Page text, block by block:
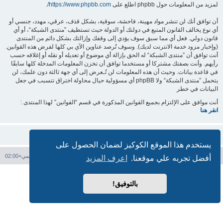
يستخدم هذا الموقع الكوكيز لضمان الحصول على
أفضل تجربه علي موقعنا.
اعرف المزيد
بالتوفيق!
لمزيد من المعلومات حول phpbb اطلع على
https://www.phpbb.com/
.
أن توافق أنك لن تنشر مواد مهينة، فاحشة، سوقية، بشكل قذف، عرقي، مهدد، جنسي أو
أي نوع يخالف القانون المتبع في دولتك أو الدولة حيث تستظيف ”منتدى الشبكة“، أو أي
قانون دولي. فعل أي مما سبق سوف يؤدي إلى وقفك وإزالتك بشكل دائم من المنتدى
(وإخبار مزود خدمة الانترنت لديك). وسوف تُرصد عناوين الآي بي كلها لفرض هذه القوانين.
أنت توافق أن ”منتدى الشبكة“ له الحق بإزالة أي موضوع أو تعديله أو نقله أو إغلاقه حسب
رأيهم. وأنت بصفتك مشتركا أو مستخدما توافق أن تخزن المعلومات المدخلة كلها سابقًا
في قاعدة بيانات. وحيث أن هذه المعلومات لن تُـعرض إلى أي جهة ثالثة دون علمك، لن
يتحمل ”منتدى الشبكة“ ولا phpBB أي مسؤولية حيال محاولة اختراق تتسبب في جعل
البيانات في خطر
أنت موافق على الإلتزام بجميع القوانين المذكورة في قسم “القوانين” لهذا المنتدى :
انقر هنا
فهرس المنتدى جميع الأوقات تستخدم التوقيت العالمي+02:00 حذف الكوكيز
بدعم منphpBB
® Forum Software © phpBB Limited
الترجمة برعاية